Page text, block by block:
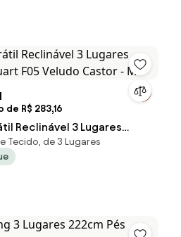
de R$ 283,16
Reclinável 3 Lugares
F05 Veludo Castor - M
Tecido, de 3 Lugares